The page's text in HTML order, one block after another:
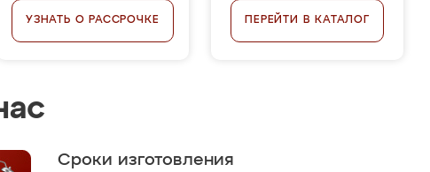
УЗНАТЬ О РАССРОЧКЕ ПЕРЕЙТИ В КАТАЛОГ
Сроки изготовления